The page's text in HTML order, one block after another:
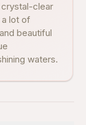
crystal-clear
lot of
beautiful
waters.